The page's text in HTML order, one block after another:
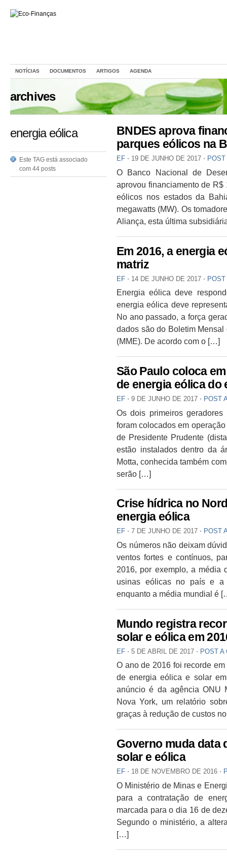
NOTÍCIAS DOCUMENTOS ARTIGOS AGENDA
archives
energia eólica
Este TAG está associado
com 44 posts
BNDES aprova
parques eólicos na
EF ⋅ 19 DE JUNHO DE 2017 ⋅
O Banco Nacional de
aprovou financiamento de
eólicos nos estados da
megawatts (MW). Os
Aliança, esta última
Em 2016, a energia
matriz
EF ⋅ 14 DE JUNHO DE 2017 ⋅ POST
Energia eólica deve
energia eólica deve
No ano passado, a força
dados são do Boletim
(MME). De acordo com o […]
São Paulo coloca
de energia eólica do
EF ⋅ 9 DE JUNHO DE 2017 ⋅ POST
Os dois primeiros
foram colocados em
de Presidente Prudente
estão instalados dentro da
Motta, conhecida também
serão […]
Crise hídrica no
energia eólica
EF ⋅ 7 DE JUNHO DE 2017 ⋅ POST
Os números não deixam
ventos fortes e contínuos,
2016, por exemplo, a média
usinas eólicas no país e a
enquanto a média mundial é
Mundo registra
solar e eólica em
EF ⋅ 5 DE ABRIL DE 2017 ⋅ POST A
O ano de 2016 foi recorde
de energia eólica e solar
anúncio é da agência ONU
Nova York, um relatório
graças à redução de custos
Governo muda data
solar e eólica
EF ⋅ 18 DE NOVEMBRO DE 2016 ⋅
O Ministério de Minas e
para a contratação de
marcada para o dia 16 de
Segundo o ministério, a
[…]